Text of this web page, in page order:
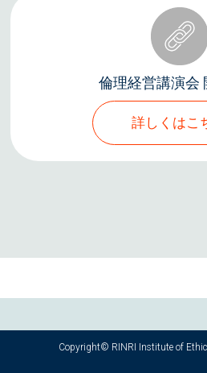
倫理経営講演会
詳しくはこ
Copyright© RINRI Institute of